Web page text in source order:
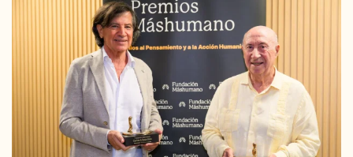
LEER MÁS